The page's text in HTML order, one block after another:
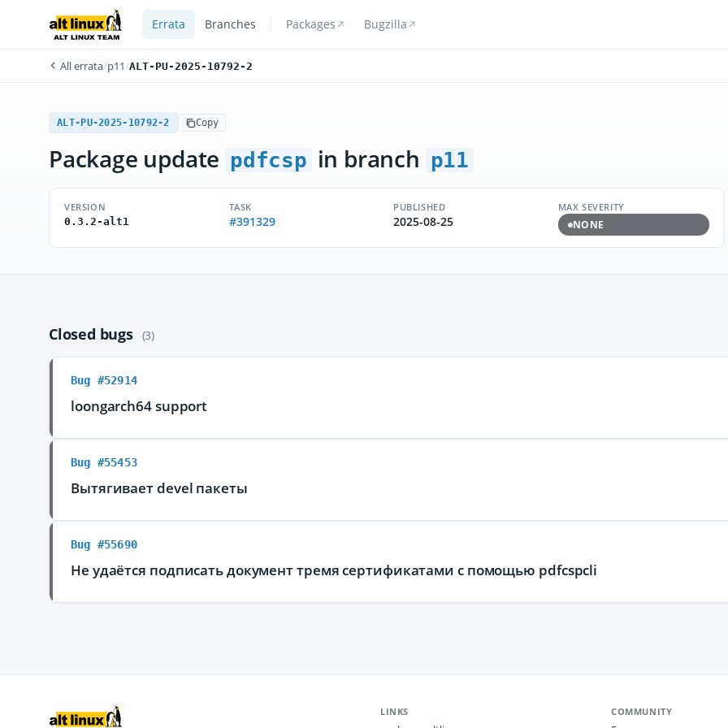
Errata Branches Packages Bugzilla
All errata/p11/ALT-PU-2025-10792-2
ALT-PU-2025-10792-2 Copy
Package update pdfcsp in branch p11
VERSION
0.3.2-alt1
TASK
#391329
PUBLISHED
2025-08-25
MAX SEVERITY
NONE
Closed bugs (3)
Bug #52914
loongarch64 support
Bug #55453
Вытягивает devel пакеты
Bug #55690
Не удаётся подписать документ тремя сертификатами с помощью pdfcspcli
LINKS COMMUNITY